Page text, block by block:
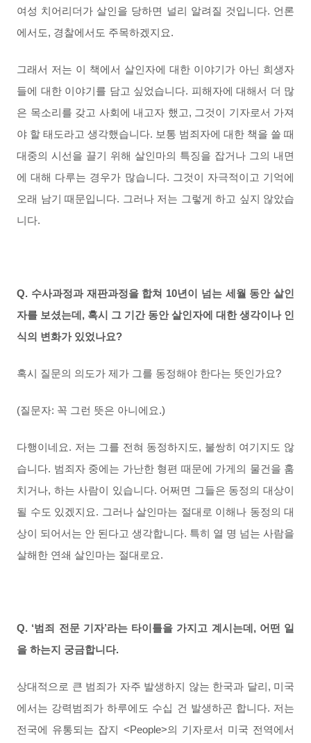
여성 치어리더가 살인을 당하면 널리 알려질 것입니다. 언론
에서도, 경찰에서도 주목하겠지요.
그래서 저는 이 책에서 살인자에 대한 이야기가 아닌 희생자
들에 대한 이야기를 담고 싶었습니다. 피해자에 대해서 더 많
은 목소리를 갖고 사회에 내고자 했고, 그것이 기자로서 가져
야 할 태도라고 생각했습니다. 보통 범죄자에 대한 책을 쓸 때
대중의 시선을 끌기 위해 살인마의 특징을 잡거나 그의 내면
에 대해 다루는 경우가 많습니다. 그것이 자극적이고 기억에
오래 남기 때문입니다. 그러나 저는 그렇게 하고 싶지 않았습
니다.
Q. 수사과정과 재판과정을 합쳐 10년이 넘는 세월 동안 살인
자를 보셨는데, 혹시 그 기간 동안 살인자에 대한 생각이나 인
식의 변화가 있었나요?
혹시 질문의 의도가 제가 그를 동정해야 한다는 뜻인가요?
(질문자: 꼭 그런 뜻은 아니에요.)
다행이네요. 저는 그를 전혀 동정하지도, 불쌍히 여기지도 않
습니다. 범죄자 중에는 가난한 형편 때문에 가게의 물건을 훔
치거나, 하는 사람이 있습니다. 어쩌면 그들은 동정의 대상이
될 수도 있겠지요. 그러나 살인마는 절대로 이해나 동정의 대
상이 되어서는 안 된다고 생각합니다. 특히 열 명 넘는 사람을
살해한 연쇄 살인마는 절대로요.
Q. ‘범죄 전문 기자’라는 타이틀을 가지고 계시는데, 어떤 일
을 하는지 궁금합니다.
상대적으로 큰 범죄가 자주 발생하지 않는 한국과 달리, 미국
에서는 강력범죄가 하루에도 수십 건 발생하곤 합니다. 저는
전국에 유통되는 잡지 <People>의 기자로서 미국 전역에서